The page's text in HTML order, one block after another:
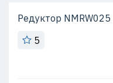
Редуктор NMRW025
5